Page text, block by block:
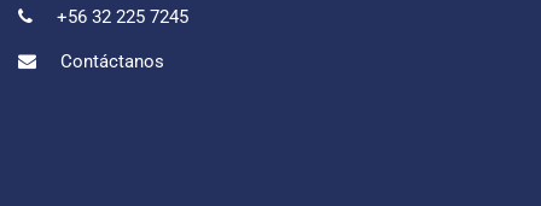
+56 32 225 7245
Contáctanos